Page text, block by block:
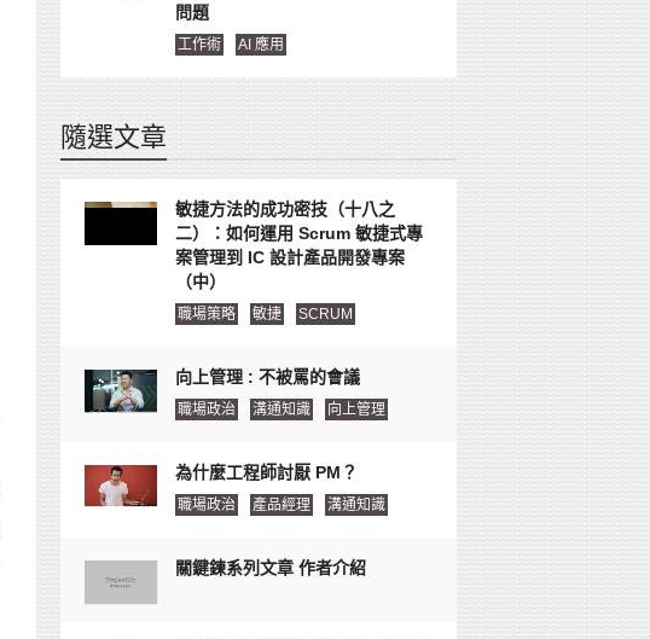
問題
工作術 AI 應用
隨選文章
敏捷方法的成功密技（十八之
二）：如何運用 Scrum 敏捷式專
案管理到 IC 設計產品開發專案
（中）
職場策略 敏捷 SCRUM
向上管理 : 不被罵的會議
職場政治 溝通知識 向上管理
為什麼工程師討厭 PM？
職場政治 產品經理 溝通知識
關鍵鍊系列文章 作者介紹